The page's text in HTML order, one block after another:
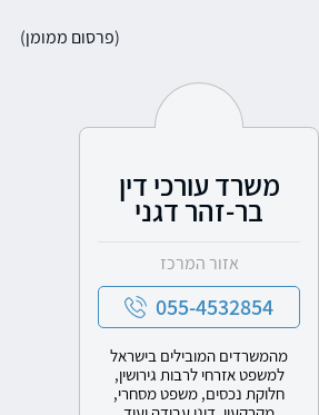
(פרסום ממומן)
משרד עורכי דין
בר-זהר דגני
אזור המרכז
055-4532854
מהמשרדים המובילים בישראל
למשפט אזרחי לרבות גירושין,
חלוקת נכסים, משפט מסחרי,